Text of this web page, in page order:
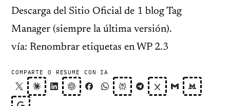
Descarga del Sitio Oficial de 1 blog Tag
Manager (siempre la última versión).
vía: Renombrar etiquetas en WP 2.3
COMPARTE O RESUME CON IA